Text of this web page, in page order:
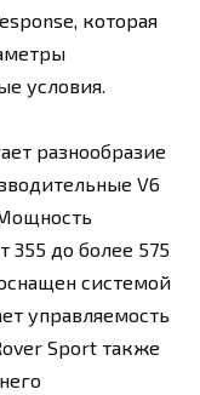
которая
условия.
разнообразие
V6
355 до более 575
системой
управляемость
Sport также